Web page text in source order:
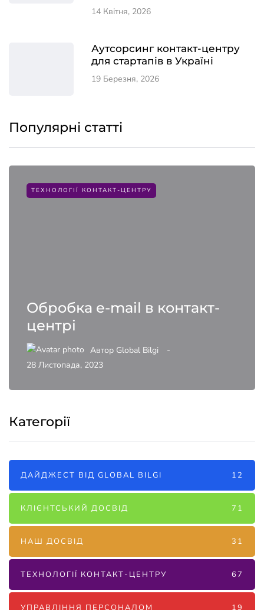
14 Квітня, 2026
Аутсорсинг контакт-центру
для стартапів в Україні
19 Березня, 2026
Популярні статті
ТЕХНОЛОГІЇ КОНТАКТ-ЦЕНТРУ
Обробка e-mail в контакт-
центрі
Автор Global Bilgi
28 Листопада, 2023
Категорії
ДАЙДЖЕСТ ВІД GLOBAL BILGI 12
КЛІЄНТСЬКИЙ ДОСВІД 71
НАШ ДОСВІД 31
ТЕХНОЛОГІЇ КОНТАКТ-ЦЕНТРУ 67
УПРАВЛІННЯ ПЕРСОНАЛОМ 19